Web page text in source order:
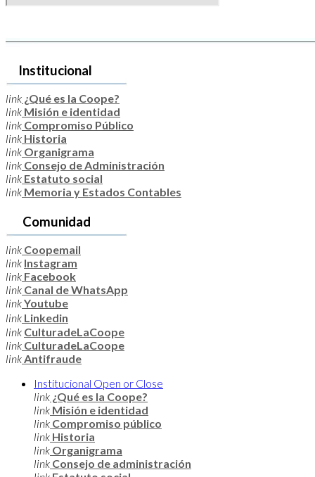
Institucional
link ¿Qué es la Coope?
link Misión e identidad
link Compromiso Público
link Historia
link Organigrama
link Consejo de Administración
link Estatuto social
link Memoria y Estados Contables
Comunidad
link Coopemail
link Instagram
link Facebook
link Canal de WhatsApp
linkYoutube
link Linkedin
link CulturadeLaCoope
link CulturadeLaCoope
linkAntifraude
Institucional Open or Close
link ¿Qué es la Coope?
link Misión e identidad
link Compromiso público
link Historia
link Organigrama
link Consejo de administración